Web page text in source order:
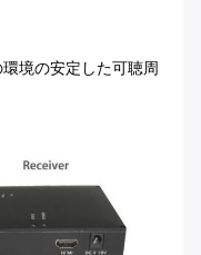
境の安定した可聴周